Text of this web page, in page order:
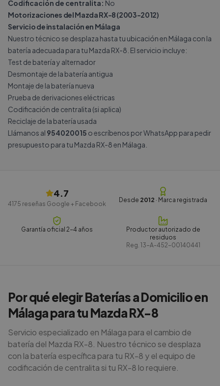
Codificación de centralita: No
Motorizaciones del Mazda RX-8 (2003-2012)
Servicio de instalación en Málaga
Nuestro técnico se desplaza hasta tu ubicación en Málaga con la
batería adecuada para tu Mazda RX-8. El servicio incluye:
Test de batería y alternador
Desmontaje de la batería antigua
Montaje de la batería nueva
Prueba de derivaciones eléctricas
Codificación de centralita (si aplica)
Reciclaje de la batería usada
Llámanos al 954020015 o escríbenos porWhatsApp para pedir
presupuesto para tu Mazda RX-8 en Málaga.
4.7
4175 reseñas Google + Facebook
Desde 2012 · Marca registrada
Garantía oficial 2-4 años
Productor autorizado de
residuos
Reg. 13-A-452-00140441
Por qué elegir Baterías a Domicilio en
Málaga para tu Mazda RX-8
Servicio especializado en Málaga para el cambio de
batería del Mazda RX-8. Nuestro técnico se desplaza
con la batería específica para tu RX-8 y el equipo de
codificación de centralita si tu RX-8 lo requiere.